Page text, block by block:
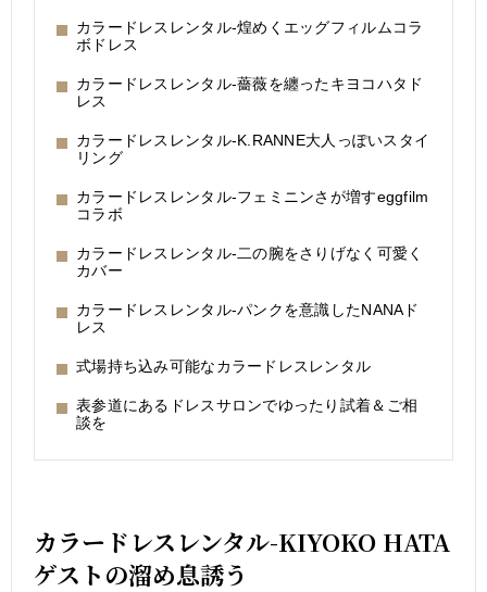
カラードレスレンタル-煌めくエッグフィルムコラ
ボドレス
カラードレスレンタル-薔薇を纏ったキヨコハタド
レス
カラードレスレンタル-K.RANNE大人っぽいスタイ
リング
カラードレスレンタル-フェミニンさが増すeggfilm
コラボ
カラードレスレンタル-二の腕をさりげなく可愛く
カバー
カラードレスレンタル-パンクを意識したNANAド
レス
式場持ち込み可能なカラードレスレンタル
表参道にあるドレスサロンでゆったり試着＆ご相
談を
カラードレスレンタル-KIYOKO HATA
ゲストの溜め息誘う